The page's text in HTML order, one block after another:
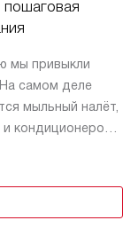
пошаговая
мы привыкли
самом деле
мыльный налёт,
кондиционеров,